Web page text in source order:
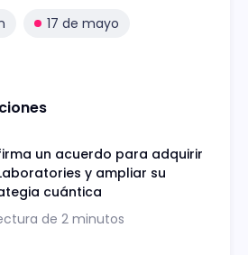
17 de mayo
un acuerdo para adquirir
Laboratories y ampliar su
cuántica
de 2 minutos